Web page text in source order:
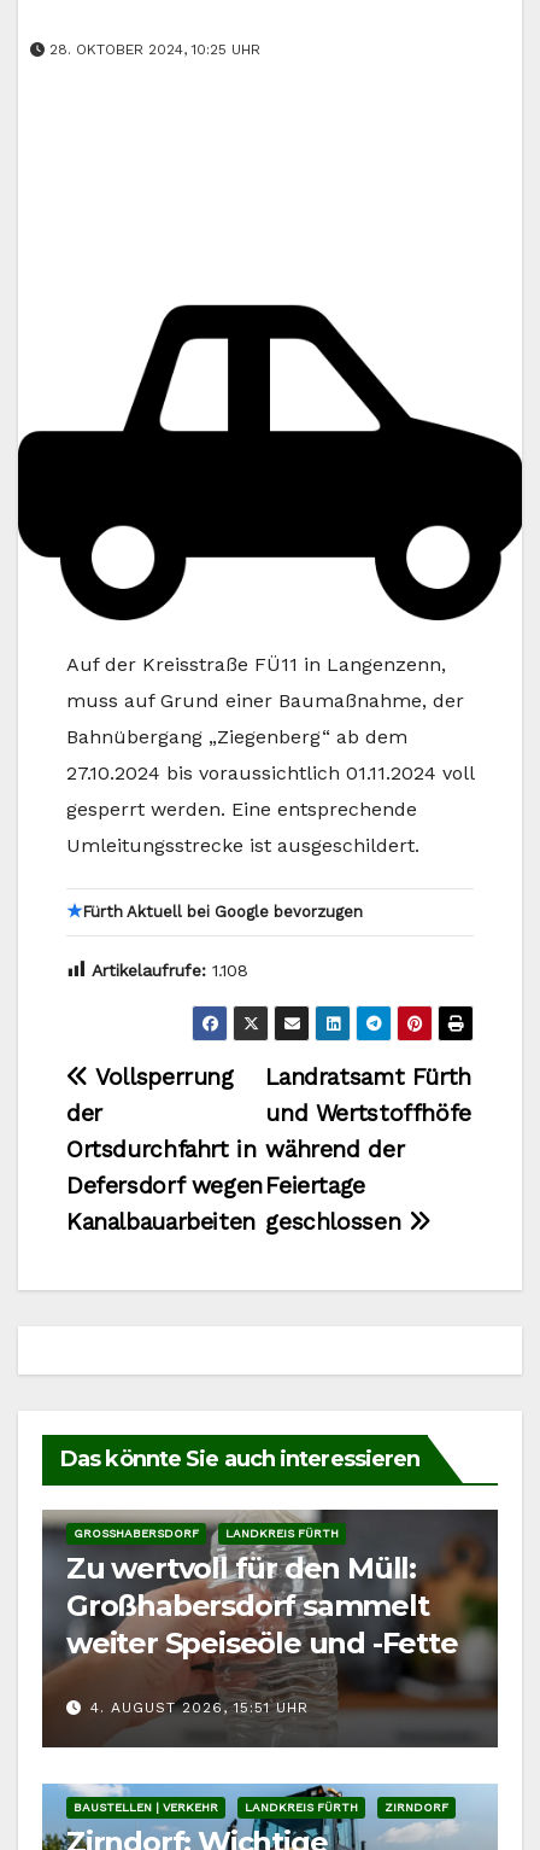
28. OKTOBER 2024, 10:25 UHR
Auf der Kreisstraße FÜ11 in Langenzenn,
muss auf Grund einer Baumaßnahme, der
Bahnübergang „Ziegenberg“ ab dem
27.10.2024 bis voraussichtlich 01.11.2024 voll
gesperrt werden. Eine entsprechende
Umleitungsstrecke ist ausgeschildert.
★Fürth Aktuell bei Google bevorzugen
Artikelaufrufe: 1.108
Beitragsnavigation
Landratsamt Fürth
und Wertstoffhöfe
während der
Feiertage
geschlossen
Vollsperrung
der
Ortsdurchfahrt in
Defersdorf wegen
Kanalbauarbeiten
Das könnte Sie auch interessieren
GROSSHABERSDORF LANDKREIS FÜRTH
Zu wertvoll für den Müll:
Großhabersdorf sammelt
weiter Speiseöle und -Fette
4. AUGUST 2026, 15:51 UHR
BAUSTELLEN | VERKEHR LANDKREIS FÜRTH ZIRNDORF
Zirndorf: Wichtige